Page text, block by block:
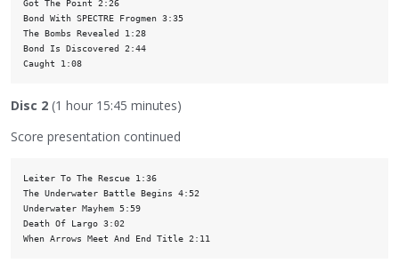
Got The Point 2:26
Bond With SPECTRE Frogmen 3:35
The Bombs Revealed 1:28
Bond Is Discovered 2:44
Disc 2 (1 hour 15:45 minutes)
Score presentation continued
Leiter To The Rescue 1:36
The Underwater Battle Begins 4:52
Underwater Mayhem 5:59
Death Of Largo 3:02